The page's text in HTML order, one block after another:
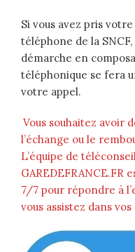
Si vous avez pris
téléphone de la
démarche en
téléphonique se fera
votre appel.
Vous souhaitez avoir
l’échange ou le
L’équipe de
7/7 pour répondre à
vous assistez dans